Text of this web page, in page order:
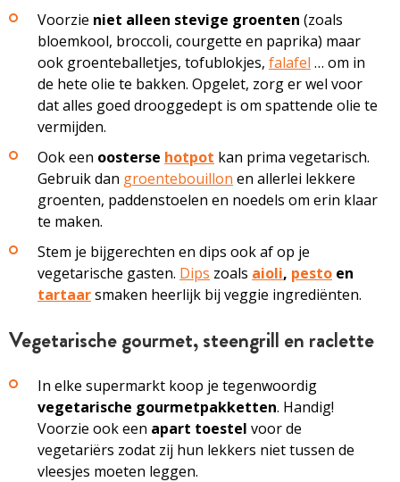
Voorzie niet alleen stevige groenten (zoals
bloemkool, broccoli, courgette en paprika) maar
ook groenteballetjes, tofublokjes, falafel … om in
de hete olie te bakken. Opgelet, zorg er wel voor
dat alles goed drooggedept is om spattende olie te
vermijden.
Ook een oosterse hotpot kan prima vegetarisch.
Gebruik dan groentebouillon en allerlei lekkere
groenten, paddenstoelen en noedels om erin klaar
te maken.
Stem je bijgerechten en dips ook af op je
vegetarische gasten. Dips zoals aioli, pesto en
tartaarsmaken heerlijk bij veggie ingrediënten.
Vegetarische gourmet, steengrill en raclette
In elke supermarkt koop je tegenwoordig
vegetarische gourmetpakketten. Handig!
Voorzie ook een apart toestel voor de
vegetariërs zodat zij hun lekkers niet tussen de
vleesjes moeten leggen.